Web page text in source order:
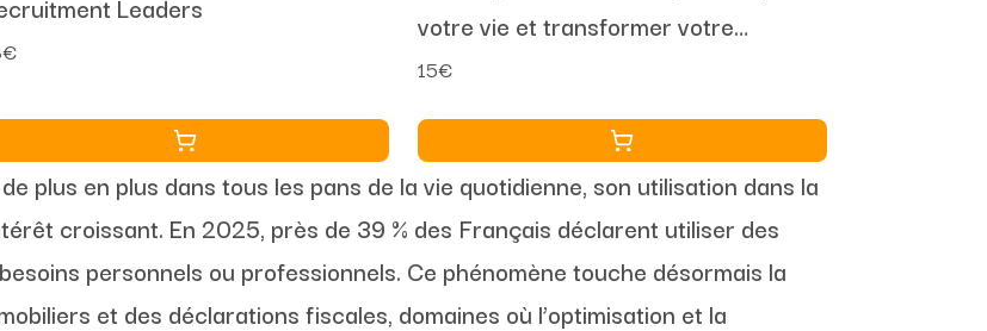
Leaders
votre vie et transformer votre
quotidien
15€
plus en plus dans tous les pans de la vie quotidienne, son utilisation dans la
croissant. En 2025, près de 39 % des Français déclarent utiliser des
personnels ou professionnels. Ce phénomène touche désormais la
et des déclarations fiscales, domaines où l’optimisation et la